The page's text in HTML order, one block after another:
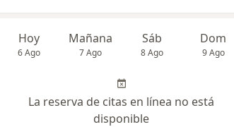
Hoy
6 Ago
Mañana
7 Ago
Sáb
8 Ago
Dom
9 Ago
La reserva de citas en línea no está
disponible